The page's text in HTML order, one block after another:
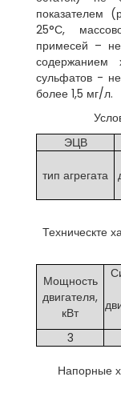
показателем
25°С,
примесей –
сульфатов -
более 1,5 мг/л.
ЭЦВ
тип агрегата
Техническте
Мощность
двигателя,
кВт
3
Напорные